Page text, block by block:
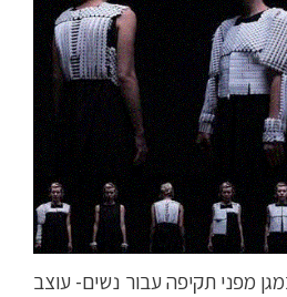
מפני תקיפה עבור נשים- עוצב